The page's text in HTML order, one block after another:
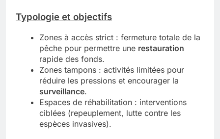
Typologie et objectifs
Zones à accès strict : fermeture totale de la
pêche pour permettre une restauration
rapide des fonds.
Zones tampons : activités limitées pour
réduire les pressions et encourager la
surveillance.
Espaces de réhabilitation : interventions
ciblées (repeuplement, lutte contre les
espèces invasives).